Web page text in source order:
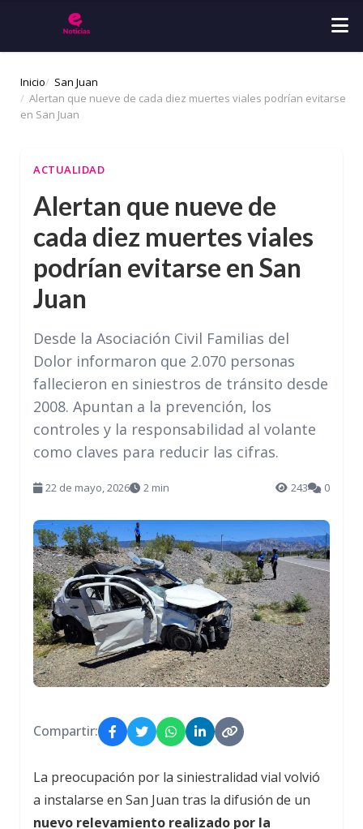
Inicio
San Juan
Alertan que nueve de cada diez muertes viales podrían evitarse
en San Juan
ACTUALIDAD
Alertan que nueve de
cada diez muertes viales
podrían evitarse en San
Juan
Desde la Asociación Civil Familias del
Dolor informaron que 2.070 personas
fallecieron en siniestros de tránsito desde
2008. Apuntan a la prevención, los
controles y la responsabilidad al volante
como claves para reducir las cifras.
22 de mayo, 2026 2 min 243 0
Compartir:
La preocupación por la siniestralidad vial volvió
a instalarse en San Juan tras la difusión de un
nuevo relevamiento realizado por la